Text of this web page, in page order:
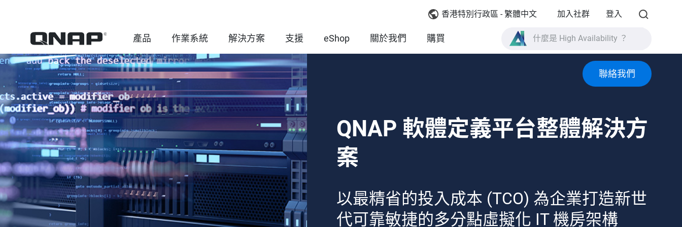
香港特別行政區 - 繁體中文 加入社群 登入
產品 作業系統 解決方案 支援 eShop 關於我們 購買
什麼是 High Availability ？
TVS-AIh1688ATX 產品規格？
什麼是全快閃儲存？
聯絡我們
QNAP 軟體定義平台整體解決方
案
以最精省的投入成本 (TCO) 為企業打造新世
代可靠敏捷的多分點虛擬化 IT 機房架構